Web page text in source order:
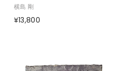
横島 剛
¥13,800